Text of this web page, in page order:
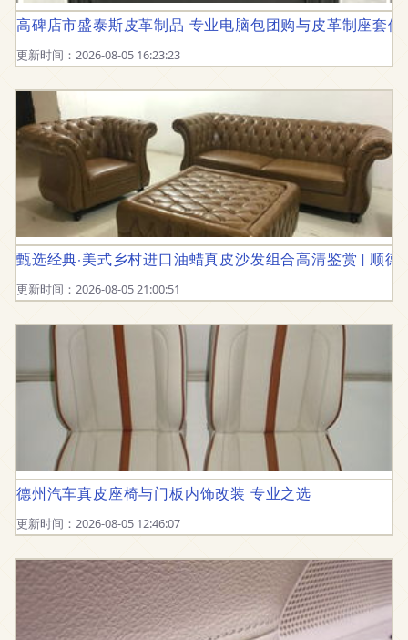
高碑店市盛泰斯皮革制品 专业电脑包团购与皮革制座套供
更新时间：2026-08-05 16:23:23
甄选经典·美式乡村进口油蜡真皮沙发组合高清鉴赏 | 顺德
更新时间：2026-08-05 21:00:51
德州汽车真皮座椅与门板内饰改装 专业之选
更新时间：2026-08-05 12:46:07